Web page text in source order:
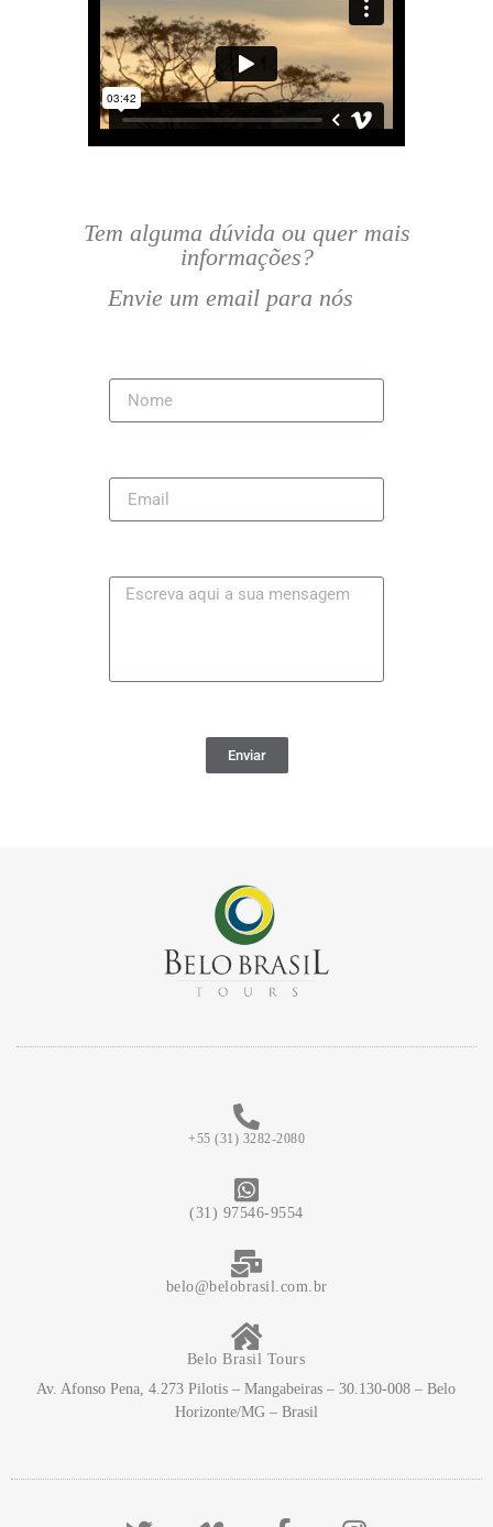
Tem alguma dúvida ou quer mais
informações?
Envie um email para nós
Enviar
+55 (31) 3282-2080
(31) 97546-9554
belo@belobrasil.com.br
Belo Brasil Tours
Av. Afonso Pena, 4.273 Pilotis – Mangabeiras – 30.130-008 – Belo
Horizonte/MG – Brasil